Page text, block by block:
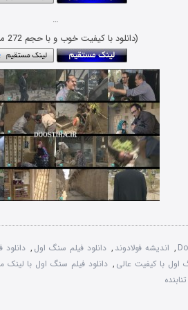
…
(دانلود با کیفیت خوب و با حجم 272 مگابایت)
, اندیشه فولادوند , دانلود فیلم سنگ اول ,
اول با کیفیت عالی , دانلود فیلم سنگ اول با لینک